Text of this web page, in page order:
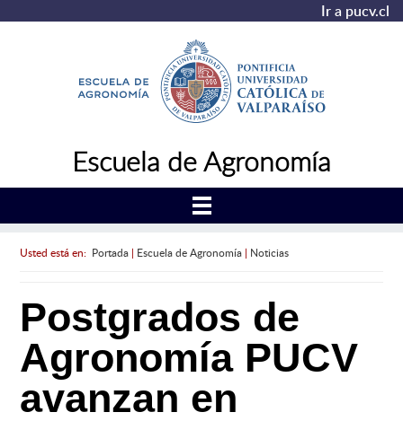
Ir a pucv.cl
Escuela de Agronomía
Usted está en: Portada| Escuela de Agronomía| Noticias
Postgrados de
Agronomía PUCV
avanzan en